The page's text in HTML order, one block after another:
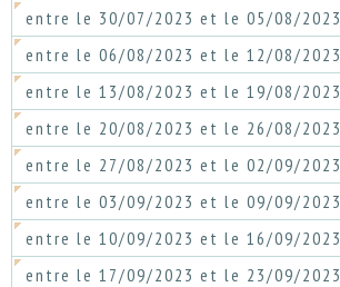
entre le 30/07/2023 et le 05/08/2023
entre le 06/08/2023 et le 12/08/2023
entre le 13/08/2023 et le 19/08/2023
entre le 20/08/2023 et le 26/08/2023
entre le 27/08/2023 et le 02/09/2023
entre le 03/09/2023 et le 09/09/2023
entre le 10/09/2023 et le 16/09/2023
entre le 17/09/2023 et le 23/09/2023